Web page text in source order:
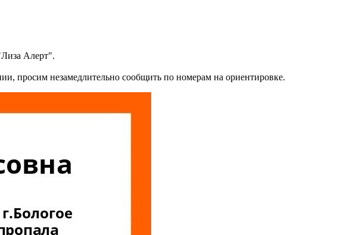
Алерт".
просим незамедлительно сообщить по номерам на ориентировке.